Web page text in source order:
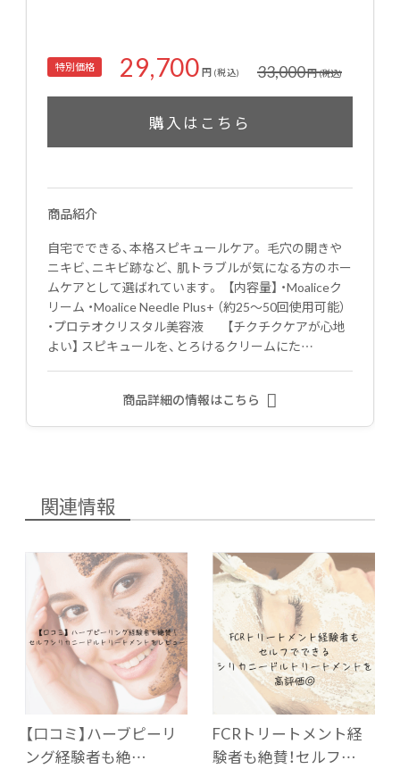
特別価格 29,700円 (税込) 33,000円(税込)
購入はこちら
商品紹介
自宅でできる、本格スピキュールケア。 毛穴の開きや
ニキビ、ニキビ跡など、 肌トラブルが気になる方のホー
ムケアとして選ばれています。 【内容量】 ・Moaliceク
リーム ・Moalice Needle Plus+ （約25〜50回使用可能）
・プロテオクリスタル美容液 【チクチクケアが心地
よい】 スピキュールを、とろけるクリームにた…
商品詳細の情報はこちら
関連情報
【口コミ】ハーブピーリ
ング経験者も絶…
FCRトリートメント経
験者も絶賛！セルフ…